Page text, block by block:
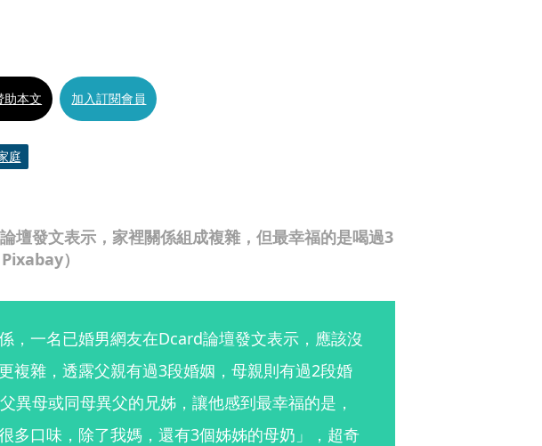
壇發文表示，家裡關係組成複雜，但最幸福的是喝過3
）
助本文 加入訂閱會員
庭
，一名已婚男網友在Dcard論壇發文表示，應該沒
複雜，透露父親有過3段婚姻，母親則有過2段婚
異母或同母異父的兄姊，讓他感到最幸福的是，
多口味，除了我媽，還有3個姊姊的母奶」，超奇